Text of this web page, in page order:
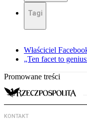
Tagi
Właściciel
„Ten facet to
Promowane treści
KONTAKT